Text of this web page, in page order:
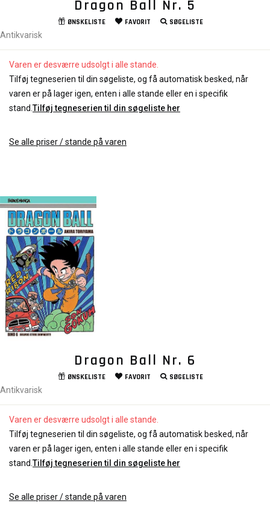
Dragon Ball Nr. 5
ØNSKELISTE FAVORIT SØGELISTE
Antikvarisk
Varen er desværre udsolgt i alle stande.
Tilføj tegneserien til din søgeliste, og få automatisk besked, når
varen er på lager igen, enten i alle stande eller en i specifik
stand.Tilføj tegneserien til din søgeliste her
Se alle priser / stande på varen
Dragon Ball Nr. 6
ØNSKELISTE FAVORIT SØGELISTE
Antikvarisk
Varen er desværre udsolgt i alle stande.
Tilføj tegneserien til din søgeliste, og få automatisk besked, når
varen er på lager igen, enten i alle stande eller en i specifik
stand.Tilføj tegneserien til din søgeliste her
Se alle priser / stande på varen